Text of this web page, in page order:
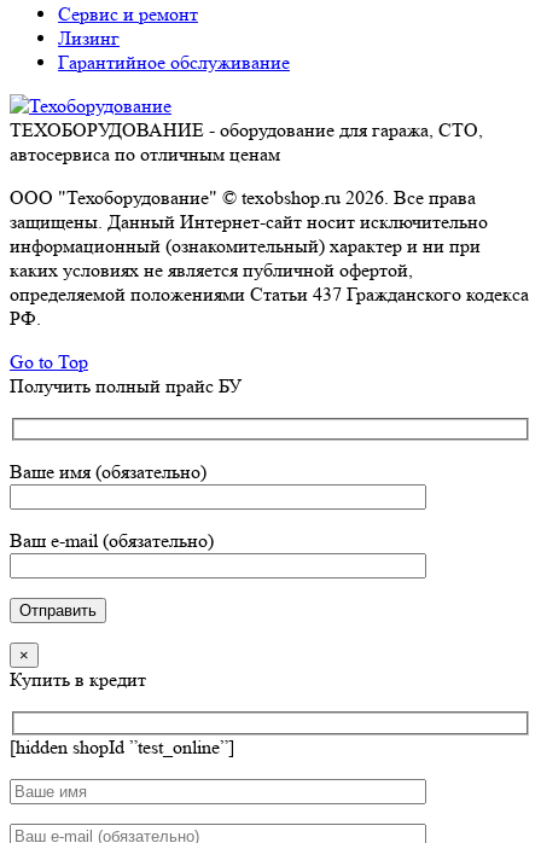
Сервис и ремонт
Лизинг
Гарантийное обслуживание
ТЕХОБОРУДОВАНИЕ - оборудование для гаража, СТО,
автосервиса по отличным ценам
ООО "Техоборудование" © texobshop.ru 2026. Все права
защищены. Данный Интернет-сайт носит исключительно
информационный (ознакомительный) характер и ни при
каких условиях не является публичной офертой,
определяемой положениями Статьи 437 Гражданского кодекса
РФ.
Go to Top
Получить полный прайс БУ
Ваше имя (обязательно)
Ваш e-mail (обязательно)
×
Купить в кредит
[hidden shopId ”test_online”]